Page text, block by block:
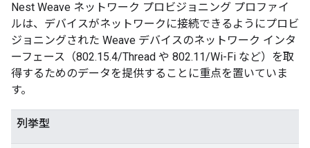
Nest Weave ネットワーク プロビジョニング プロファイ
ルは、デバイスがネットワークに接続できるようにプロビ
ジョニングされた Weave デバイスのネットワーク インタ
ーフェース（802.15.4/Thread や 802.11/Wi-Fi など）を取
得するためのデータを提供することに重点を置いていま
す。
列挙型